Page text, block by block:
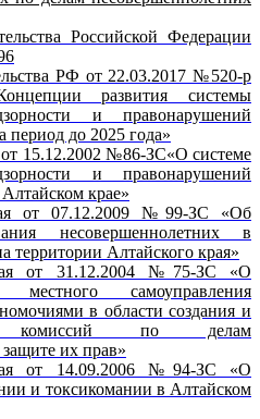
Российской Федерации
РФ от 22.03.2017 №520-р
развития системы
и правонарушений
период до 2025 года»
от 15.12.2002 №86-ЗС«О системе
и правонарушений
крае»
от 07.12.2009 №99-ЗС «Об
несовершеннолетних в
территории Алтайского края»
от 31.12.2004 №75-ЗС «О
местного самоуправления
в области создания и
комиссий по делам
их прав»
от 14.09.2006 №94-ЗС «О
и токсикомании в Алтайском